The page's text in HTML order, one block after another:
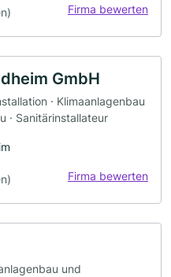
Firma bewerten
GmbH
· Klimaanlagenbau
· Sanitärinstallateur
Firma bewerten
und